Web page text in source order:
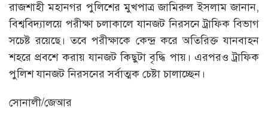
রাজশাহী মহানগর পুলিশের মুখপাত্র জামিরুল ইসলাম জানান,
বিশ্ববিদ্যালয়ে পরীক্ষা চলাকালে যানজট নিরসনে ট্রাফিক বিভাগ
সচেষ্ট রয়েছে। তবে পরীক্ষাকে কেন্দ্র করে অতিরিক্ত যানবাহন
শহরে প্রবশে করায় যানজট কিছুটা বৃদ্ধি পায়। এরপরও ট্রাফিক
পুলিশ যানজট নিরসনের সর্বাত্মক চেষ্টা চালাচ্ছেন।
সোনালী/জেআর